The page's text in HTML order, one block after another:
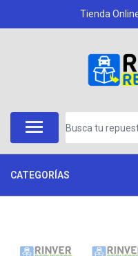
Tienda
CATEGORÍAS